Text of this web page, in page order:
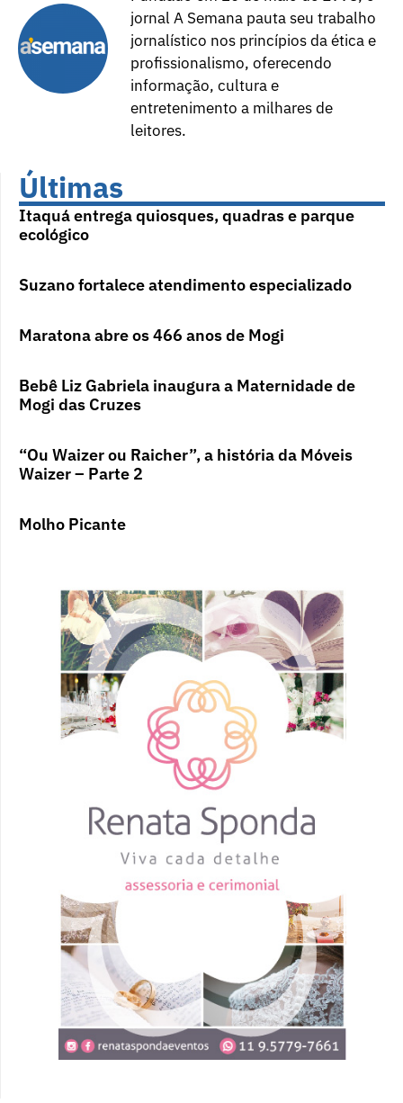
jornal A Semana pauta seu trabalho
jornalístico nos princípios da ética e
profissionalismo, oferecendo
informação, cultura e
entretenimento a milhares de
leitores.
Últimas
Itaquá entrega quiosques, quadras e parque
ecológico
Suzano fortalece atendimento especializado
Maratona abre os 466 anos de Mogi
Bebê Liz Gabriela inaugura a Maternidade de
Mogi das Cruzes
“Ou Waizer ou Raicher”, a história da Móveis
Waizer – Parte 2
Molho Picante